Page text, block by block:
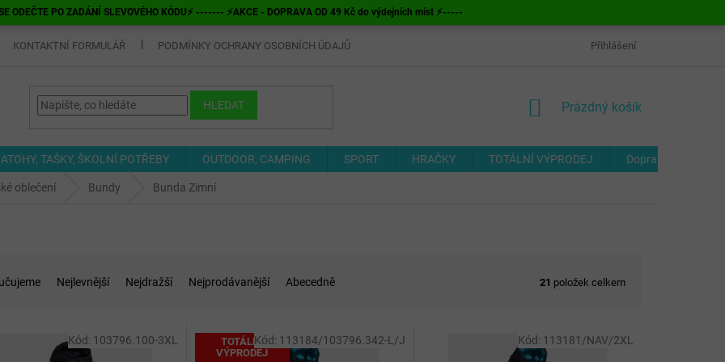
ODEČTE PO ZADÁNÍ SLEVOVÉHO KÓDU⚡ ------- ⚡AKCE - DOPRAVA OD 49 Kč do výdejních míst ⚡-----
KONTAKTNÍ FORMULÁŘ PODMÍNKY OCHRANY OSOBNÍCH ÚDAJŮ ODSTOUPENÍ OD SMLOUVY
Přihlášení
HLEDAT
NÁKUPNÍ
Prázdný košík
TAŠKY, ŠKOLNÍ POTŘEBY OUTDOOR, CAMPING SPORT HRAČKY TOTÁLNÍ VÝPRODEJ Doprava a platba
oblečení Bundy Bunda Zimní
Nejlevnější Nejdražší Nejprodávanější Abecedně 21 položek celkem
Kód: 103796.100-3XL
TOTÁLNÍ
VÝPRODEJ
Kód: 113184/103796.342-L/J Kód: 113181/NAV/2XL